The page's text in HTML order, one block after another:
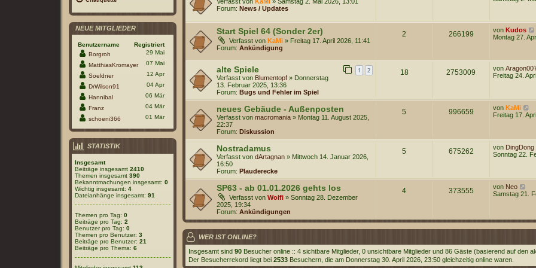
r
i
t
r
Forum: News / Updates
t
e
r
i
t
r
Start Spiel 64 (Sonder 2er)
Verfasst von KaMi » Freitag 17. April 2026, 11:41
Forum: Ankündigung
2 266199 von Kudos
i
r
Montag 27.
alte Spiele 1 2
Verfasst von Blumentopf » Donnerstag
13. Februar 2025, 13:36
Forum: Bugs und Fehler im Spiel
18 2753009 von
Freitag 24.
neues Gebäude - Außenposten
Verfasst von macromania » Montag 11. August 2025,
22:37
Forum: Diskussion
5 996659 von KaMi
e
e
r
i
r
Freitag 17.
Nostradamus
Verfasst von dArtagnan » Mittwoch 14. Januar 2026,
16:50
Forum: Plauderecke
5 675262 von DingDong
Sonntag 22.
SP63 - ab 01.01.2026 gehts los
Verfasst von Wolfi » Sonntag 28. Dezember
2025, 19:34
Forum: Ankündigungen
4 373555 von Neo
e
t
e
B
e
t
Samstag 21.
WER IST ONLINE?
Insgesamt sind 90 Besucher online :: 4 sichtbare Mitglieder, 0 unsichtbare Mitglieder und 86 Gäste (basierend auf den
Der Besucherrekord liegt bei 2533 Besuchern, die am Donnerstag 30. April 2026, 23:50 gleichzeitig online waren.
NEUE MITGLIEDER
Benutzername
Registriert
Borgroh
29 Mai
MatthiasKromayer
07 Mai
Soeldner
12 Apr
DrWilson91
04 Apr
Hannibal
06 Mär
Franz
04 Mär
schoeni366
01 Mär
STATISTIK
Insgesamt
Beiträge insgesamt 2410
Themen insgesamt 390
Bekanntmachungen insgesamt: 0
Wichtig insgesamt: 4
Dateianhänge insgesamt: 91
Themen pro Tag: 0
Beiträge pro Tag: 2
Benutzer pro Tag: 0
Themen pro Benutzer: 3
Beiträge pro Benutzer: 21
Beiträge pro Thema: 6